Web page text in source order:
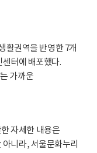
활권역을 반영한 7개
터에 배포했다.
가까운
자세한 내용은
아니라, 서울문화누리